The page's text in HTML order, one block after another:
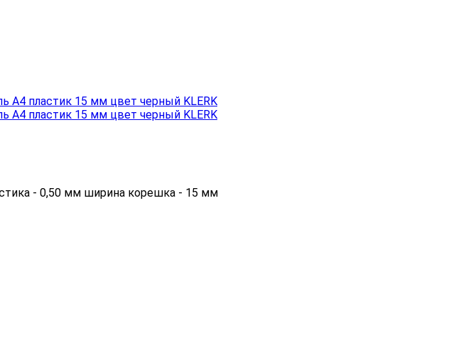
- 0,50 мм ширина корешка - 15 мм